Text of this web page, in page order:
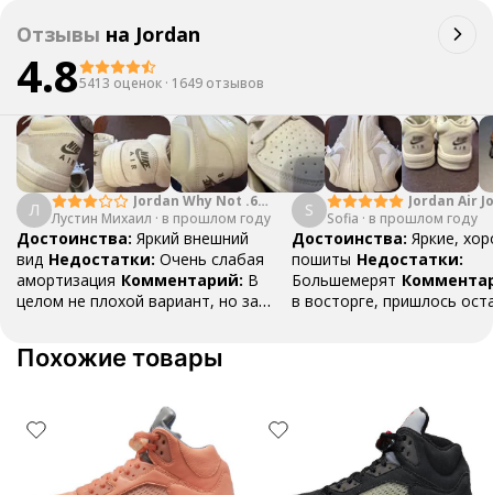
Отзывы на Jordan
4.85413 оценок · 1649 отзывов
Л
Jordan Why Not .6
"Bright Crimson" PF
Лустин Михаил · в прошлом году
Достоинства: Яркий внешний
вид Недостатки: Очень слабая
амортизация Комментарий: В
целом не плохой вариант, но за
баскетбольных кроссовок
S
Jordan Air
Mid SE
Sofia · в прошлом году
Достоинства: Яркие,
пошиты Недостатки:
Большемерят
в восторге, пришлось
Похожие товары